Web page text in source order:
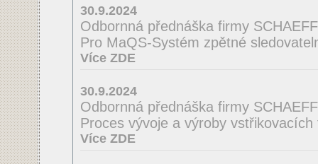
30.9.2024
Odbornná přednáška firmy
Pro MaQS-Systém zpětné
Více ZDE
30.9.2024
Odbornná přednáška firmy
Proces vývoje a výroby vstřikovacích
Více ZDE